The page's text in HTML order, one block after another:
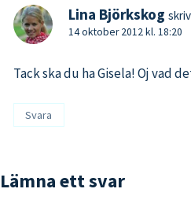
Lina Björkskog
14 oktober 2012 kl. 18:20
Tack ska du ha Gisela! Oj vad
Svara
Lämna ett svar